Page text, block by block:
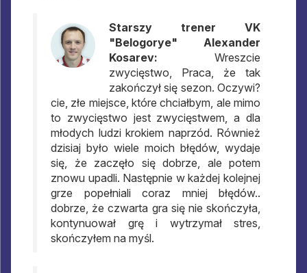
Starszy trener VK
"Belogorye" Alexander
Kosarev: Wreszcie
zwycięstwo, Praca, że tak
zakończył się sezon. Oczywi?
cie, złe miejsce, które chciałbym, ale mimo
to zwycięstwo jest zwycięstwem, a dla
młodych ludzi krokiem naprzód. Również
dzisiaj było wiele moich błędów, wydaje
się, że zaczęło się dobrze, ale potem
znowu upadli. Następnie w każdej kolejnej
grze popełniali coraz mniej błędów..
dobrze, że czwarta gra się nie skończyła,
kontynuował grę i wytrzymał stres,
skończyłem na myśl.